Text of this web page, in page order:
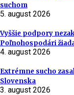
suchom
5. august 2026
Vyššie podpory
Poľnohospodári
4. august 2026
Extrémne sucho
Slovenska
3. august 2026